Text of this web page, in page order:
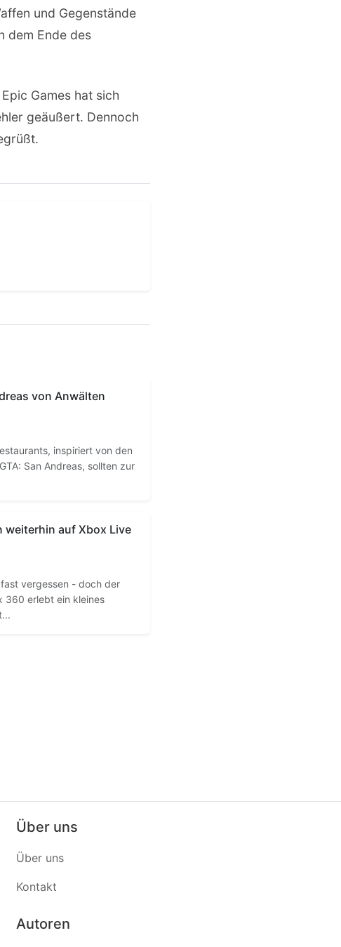
und Gegenstände
dem Ende des
Games hat sich
geäußert. Dennoch
von Anwälten
inspiriert von den
San Andreas, sollten zur
weiterhin auf Xbox Live
vergessen - doch der
360 erlebt ein kleines
Über uns
Über uns
Kontakt
Autoren